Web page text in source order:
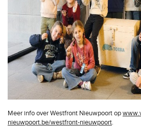
Meer info over Westfront Nieuwpoort op
nieuwpoort.be/westfront-nieuwpoort.